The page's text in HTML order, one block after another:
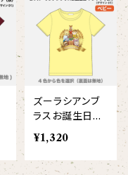
ズーラシアンブ
ラスお誕生日T
シャツ（全員集
合）(ベビー)【bir
thday】
¥1,320